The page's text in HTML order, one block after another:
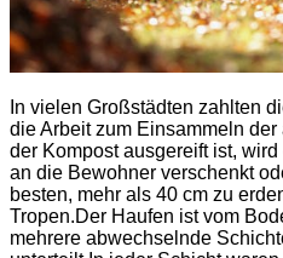
In vielen Großstädten zahlten
die Arbeit zum Einsammeln
der Kompost ausgereift ist,
an die Bewohner verschenkt
besten, mehr als 40 cm zu
Tropen.Der Haufen ist vom
mehrere abwechselnde